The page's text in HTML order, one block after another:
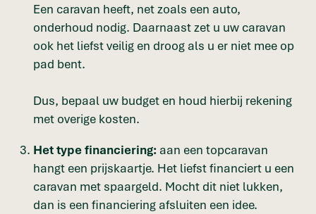
Een caravan heeft, net zoals een auto,
onderhoud nodig. Daarnaast zet u uw caravan
ook het liefst veilig en droog als u er niet mee op
pad bent.
Dus, bepaal uw budget en houd hierbij rekening
met overige kosten.
Het type financiering: aan een topcaravan
hangt een prijskaartje. Het liefst financiert u een
caravan met spaargeld. Mocht dit niet lukken,
dan is een financiering afsluiten een idee.